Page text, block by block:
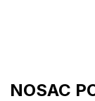
NOSAC